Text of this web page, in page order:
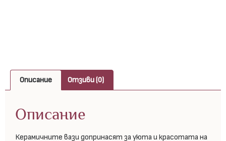
Описание Отзиви (0)
Описание
Керамичните вази допринасят за уюта и красотата на